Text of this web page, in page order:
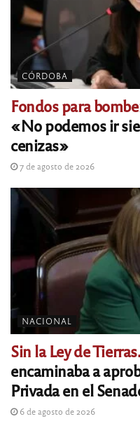
CÓRDOBA
Fondos para
«No podemos ir
cenizas»
7 de agosto de 2026
NACIONAL
Sin la Ley de Tierras.
encaminaba a
Privada en el
6 de agosto de 2026